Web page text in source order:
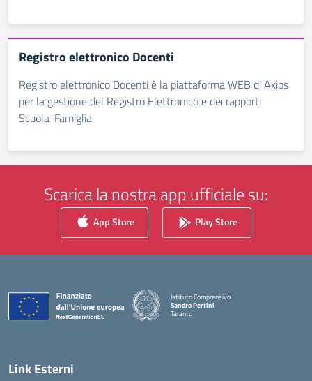
Registro elettronico Docenti
Registro elettronico Docenti è la piattaforma WEB di Axios
per la gestione del Registro Elettronico e dei rapporti
Scuola-Famiglia
Scarica la nostra app ufficiale su:
App Store Play Store
Istituto Comprensivo
Sandro Pertini
Taranto
Link Esterni